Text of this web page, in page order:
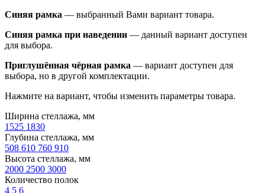
Синяя рамка — выбранный Вами вариант товара.
Синяя рамка при наведении — данный вариант доступен
для выбора.
Приглушённая чёрная рамка — вариант доступен для
выбора, но в другой комплектации.
Нажмите на вариант, чтобы изменить параметры товара.
Ширина стеллажа, мм
1525 1830
Глубина стеллажа, мм
508 610 760 910
Высота стеллажа, мм
2000 2500 3000
Количество полок
4 5 6